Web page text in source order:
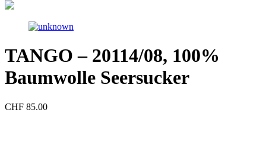
TANGO – 20114/08, 100%
Baumwolle Seersucker
CHF 85.00